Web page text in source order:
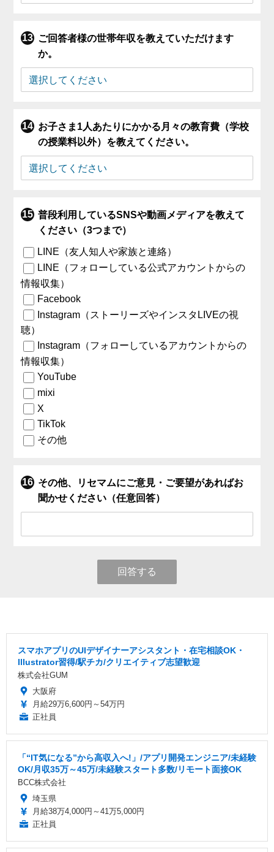
ご回答者様の世帯年収を教えていただけます
か。
お子さま1人あたりにかかる月々の教育費（学校
の授業料以外）を教えてください。
普段利用しているSNSや動画メディアを教えて
ください（3つまで）
LINE（友人知人や家族と連絡）
LINE（フォローしている公式アカウントからの
情報収集）
Facebook
Instagram（ストーリーズやインスタLIVEの視
聴）
Instagram（フォローしているアカウントからの
情報収集）
YouTube
mixi
X
TikTok
その他
その他、リセマムにご意見・ご要望があればお
聞かせください（任意回答）
回答する
スマホアプリのUIデザイナーアシスタント・在宅相談OK・
Illustrator習得/駅チカ/クリエイティブ志望歓迎
株式会社GUM
大阪府
月給29万6,600円～54万円
正社員
「“IT気になる”から高収入へ!」/アプリ開発エンジニア/未経験
OK/月収35万～45万/未経験スタート多数/リモート面接OK
BCC株式会社
埼玉県
月給38万4,000円～41万5,000円
正社員